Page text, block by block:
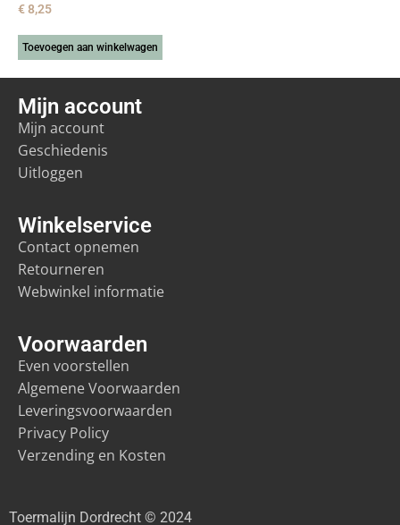
€8,25
Toevoegen aan winkelwagen
Voorwaarden
Even voorstellen
Algemene Voorwaarden
Leveringsvoorwaarden
Privacy Policy
Verzending en Kosten
Winkelservice
Contact opnemen
Retourneren
Webwinkel informatie
Mijn account
Mijn account
Geschiedenis
Uitloggen
Toermalijn Dordrecht © 2024